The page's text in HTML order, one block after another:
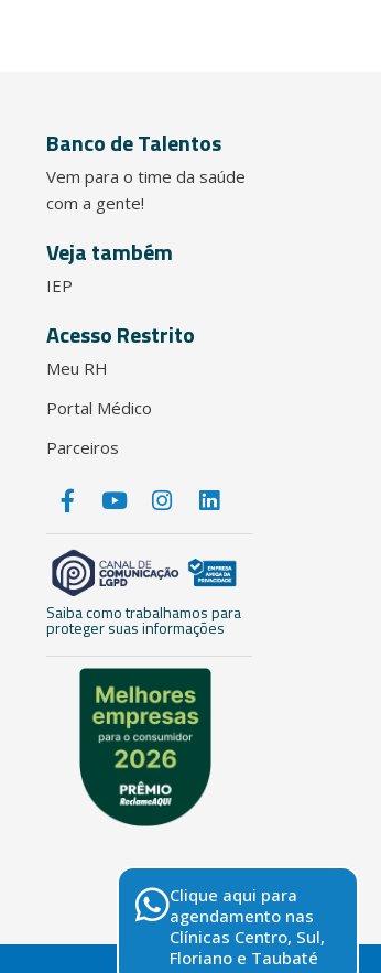
Banco de Talentos
Vem para o time da saúde
com a gente!
Veja também
IEP
Acesso Restrito
Meu RH
Portal Médico
Parceiros
Saiba como trabalhamos para
proteger suas informações
Clique aqui para
agendamento nas
Clínicas Centro, Sul,
Floriano e Taubaté